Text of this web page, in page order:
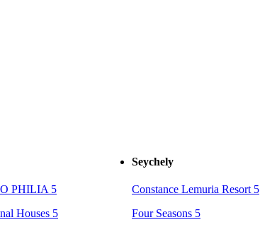
PHILIA 5
Houses 5
Seychely
Constance Lemuria Resort 5
Four Seasons 5